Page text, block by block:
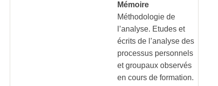
Mémoire
Méthodologie de
l’analyse. Etudes et
écrits de l’analyse des
processus personnels
et groupaux observés
en cours de formation.